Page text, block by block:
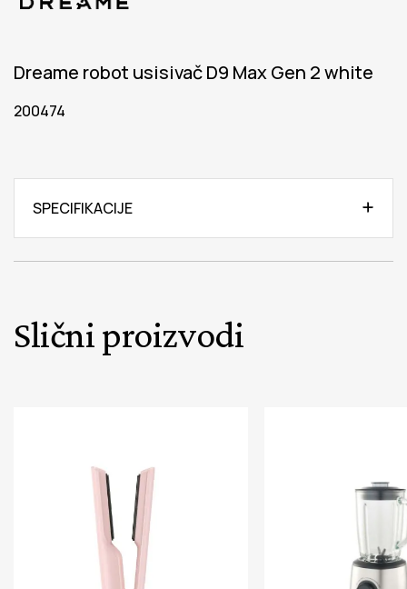
Dreame robot usisivač D9 Max Gen 2 white
200474
SPECIFIKACIJE
Slični proizvodi